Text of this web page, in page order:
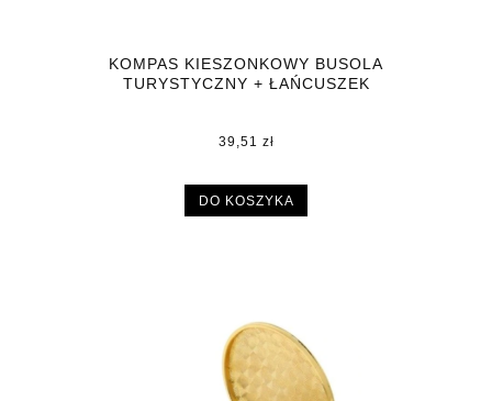
KOMPAS KIESZONKOWY BUSOLA
TURYSTYCZNY + ŁAŃCUSZEK
39,51 zł
DO KOSZYKA